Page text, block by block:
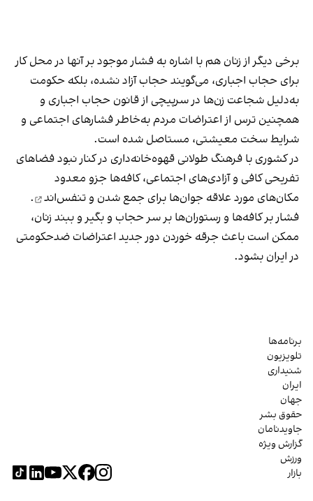
برخی دیگر از زنان هم با اشاره به فشار موجود بر آنها در محل کار
برای حجاب اجباری، می‌گویند حجاب آزاد نشده، بلکه حکومت
به‌دلیل شجاعت زن‌ها در سرپیچی از قانون حجاب اجباری و
همچنین ترس از اعتراضات مردم به‌خاطر فشارهای اجتماعی و
شرایط سخت معیشتی، مستاصل شده است.
در کشوری با فرهنگ طولانی قهوه‌‌خانه‌داری در کنار نبود فضاهای
تفریحی کافی و آزادی‌های اجتماعی، کافه‌ها جزو معدود
مکان‌های مورد علاقه جوان‌ها برای جمع شدن و تنفس‌اند
.
فشار بر کافه‌ها و رستوران‌ها بر سر حجاب و بگیر و ببند زنان،
ممکن است باعث جرقه خوردن دور جدید اعتراضات ضدحکومتی
در ایران بشود.
برنامه‌ها
تلویزیون
شنیداری
ایران
جهان
حقوق بشر
جاویدنامان
گزارش ویژه
ورزش
بازار